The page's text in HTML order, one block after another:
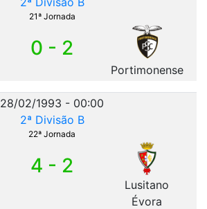
21ª Jornada
0 - 2
Portimonense
28/02/1993 - 00:00
2ª Divisão B
22ª Jornada
4 - 2
Lusitano
Évora